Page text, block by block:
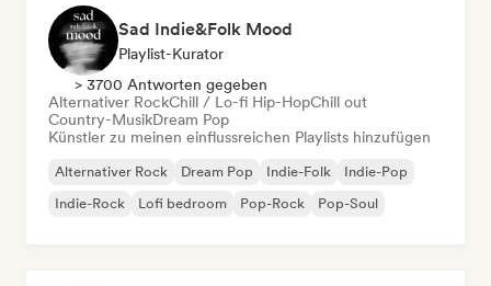
Sad Indie&Folk Mood
Playlist-Kurator
> 3700 Antworten gegeben
Alternativer RockChill / Lo-fi Hip-HopChill out
Country-MusikDream Pop
Künstler zu meinen einflussreichen Playlists hinzufügen
Alternativer Rock Dream Pop Indie-Folk
Indie-Pop
Indie-Rock
Lofi bedroom Pop-Rock Pop-Soul